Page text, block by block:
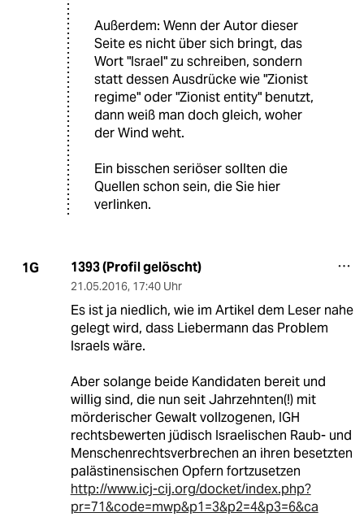
Außerdem: Wenn der Autor dieser
Seite es nicht über sich bringt, das
Wort "Israel" zu schreiben, sondern
statt dessen Ausdrücke wie "Zionist
regime" oder "Zionist entity" benutzt,
dann weiß man doch gleich, woher
der Wind weht.
Ein bisschen seriöser sollten die
Quellen schon sein, die Sie hier
verlinken.
1G 1393 (Profil gelöscht)
21.05.2016, 17:40 Uhr
Es ist ja niedlich, wie im Artikel dem Leser nahe
gelegt wird, dass Liebermann das Problem
Israels wäre.
Aber solange beide Kandidaten bereit und
willig sind, die nun seit Jahrzehnten(!) mit
mörderischer Gewalt vollzogenen, IGH
rechtsbewerten jüdisch Israelischen Raub- und
Menschenrechtsverbrechen an ihren besetzten
palästinensischen Opfern fortzusetzen
http://www.icj-cij.org/docket/index.php?
pr=71&code=mwp&p1=3&p2=4&p3=6&ca